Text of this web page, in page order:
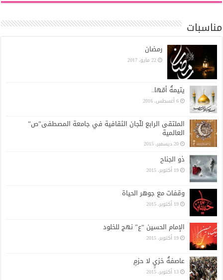
مناسبات
رمضان
22 مايو، 2017
يتيمةُ أمّها..
6 أغسطس، 2016
الملتقى الرابع للّجان الثقافية في جامعة المصطفى”ص”
العالمية
20 ديسمبر، 2015
ذو الجناح
19 أكتوبر، 2015
وقفات مع جوهر الحياة
19 أكتوبر، 2015
الإمام الحسين “ع” نهج للخلود
19 أكتوبر، 2015
عاصفةُ خزيٍ لا حزمٍ
13 أكتوبر، 2015